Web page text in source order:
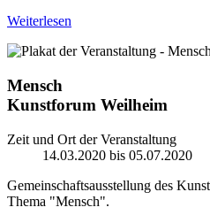
Weiterlesen
Mensch
Kunstforum Weilheim
Zeit und Ort der Veranstaltung
14.03.2020 bis 05.07.2020
Gemeinschaftsausstellung des
Thema "Mensch".